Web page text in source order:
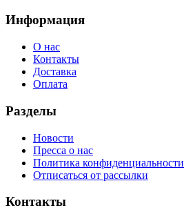
Информация
О нас
Контакты
Доставка
Оплата
Разделы
Новости
Пресса о нас
Политика конфиденциальности
Отписаться от рассылки
Контакты